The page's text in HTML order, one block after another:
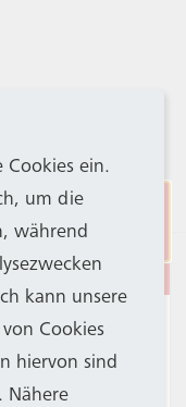
haben
Großteil
dem Betrieb
Cookies ein.
um die
während
kann unsere
Cookies
hiervon sind
Nähere